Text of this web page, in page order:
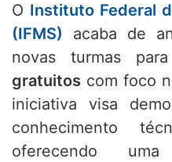
O Instituto Federal
(IFMS) acaba de
novas turmas
gratuitos com foco
iniciativa visa
conhecimento
oferecendo